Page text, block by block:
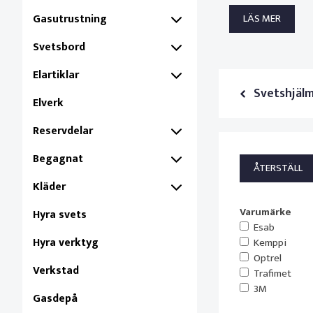
Gasutrustning
Svetsbord
Elartiklar
Elverk
Reservdelar
Begagnat
Kläder
Hyra svets
Hyra verktyg
Verkstad
Gasdepå
LÄS MER
Varumärke
Esab
Kemppi
Optrel
Trafimet
3M